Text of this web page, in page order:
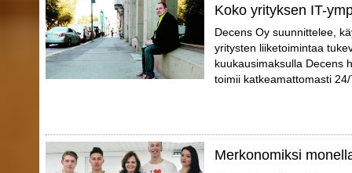
Koko yrityksen IT-
Decens Oy suunnittelee,
yritysten liiketoimintaa
kuukausimaksulla Decens
toimii katkeamattomasti
Merkonomiksi